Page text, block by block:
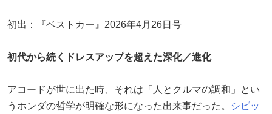
初出：『ベストカー』2026年4月26日号
初代から続くドレスアップを超えた深化／進化
アコードが世に出た時、それは「人とクルマの調和」とい
うホンダの哲学が明確な形になった出来事だった。
シビッ